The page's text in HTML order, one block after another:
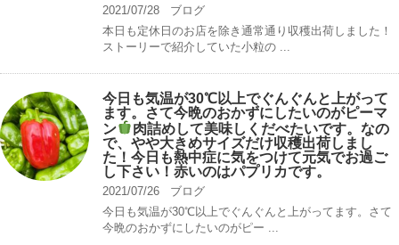
2021/07/28
ブログ
本日も定休日のお店を除き通常通り収穫出荷しました！
ストーリーで紹介していた小粒の ...
今日も気温が30℃以上でぐんぐんと上がって
ます。さて今晩のおかずにしたいのがピーマ
ン
肉詰めして美味しくだべたいです。なの
で、やや大きめサイズだけ収穫出荷しまし
た！今日も熱中症に気をつけて元気でお過ご
し下さい！赤いのはパプリカです。
2021/07/26
ブログ
今日も気温が30℃以上でぐんぐんと上がってます。さて
今晩のおかずにしたいのがピー ...